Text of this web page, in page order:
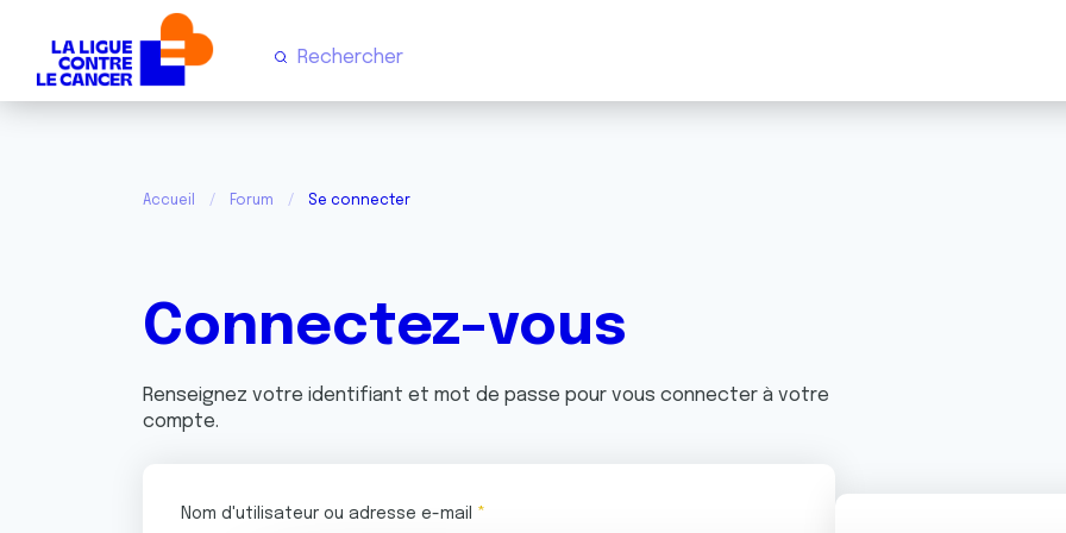
Accueil Forum Se connecter
Connectez-vous
Renseignez votre identifiant et mot de passe pour vous connecter à votre
compte.
Nom d'utilisateur ou adresse e-mail